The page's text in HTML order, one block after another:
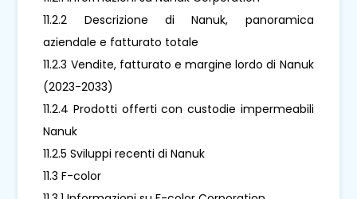
11.2.2 Descrizione di Nanuk, panoramica
aziendale e fatturato totale
11.2.3 Vendite, fatturato e margine lordo di Nanuk
(2023-2033)
11.2.4 Prodotti offerti con custodie impermeabili
Nanuk
11.2.5 Sviluppi recenti di Nanuk
11.3 F-color